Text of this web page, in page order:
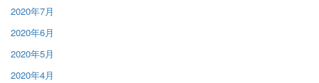
2020年7月
2020年6月
2020年5月
2020年4月